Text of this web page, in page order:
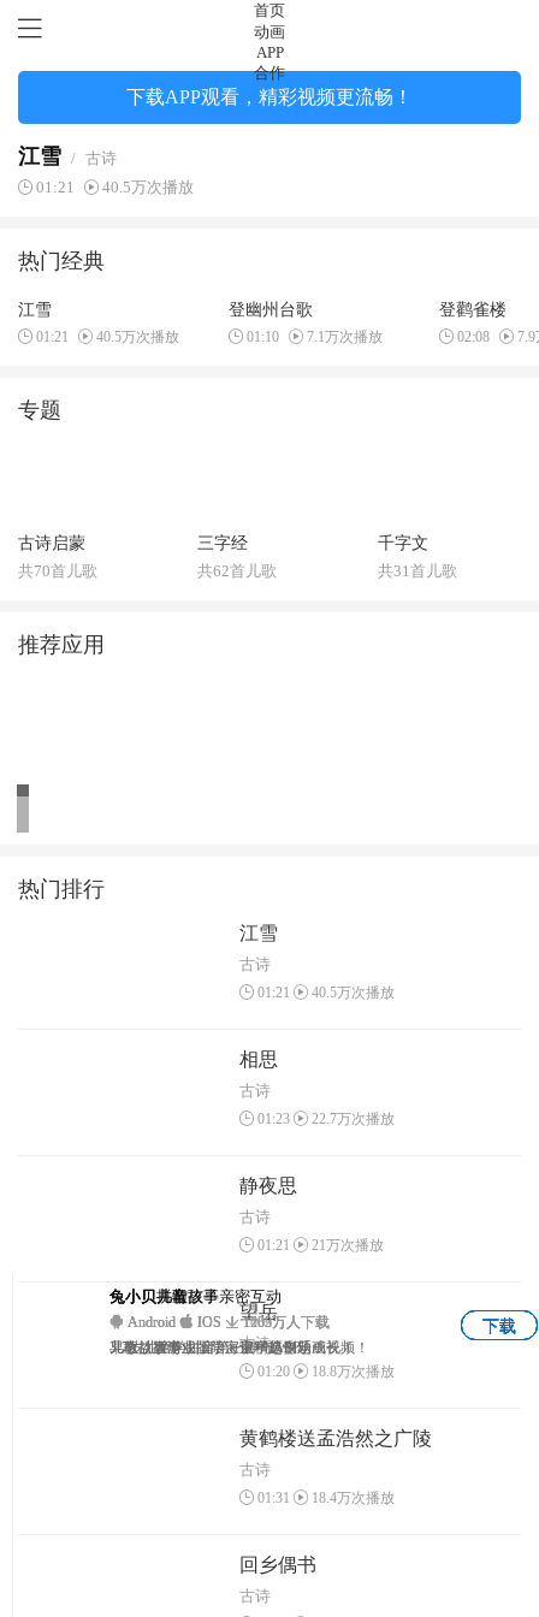
首页
动画
APP
合作
下载APP观看，精彩视频更流畅！
江雪 / 古诗
01:21
40.5万次播放
热门经典
江雪
01:21 40.5万次播放
登幽州台歌
01:10 7.1万次播放
登鹳雀楼
02:08
专题
古诗启蒙
共70首儿歌
三字经
共62首儿歌
千字文
共31首儿歌
推荐应用
兔小贝拼音
Android IOS
1102万人下载
3-7岁儿童学拼音第一神奇APP
下载
兔小贝—与孩子亲密互动
Android IOS
1235万人下载
早教益智游戏，陪宝宝一起快乐成长！
下载
兔小贝儿歌
Android IOS
1203万人下载
儿歌、故事、国学、识字原创动画视频！
下载
兔小贝儿童故事
Android IOS
1069万人下载
儿童故事专业版，海量精选专题！
下载
热门排行
江雪
古诗
01:21 40.5万次播放
相思
古诗
01:23 22.7万次播放
静夜思
古诗
01:21 21万次播放
望岳
古诗
01:20 18.8万次播放
黄鹤楼送孟浩然之广陵
古诗
01:31 18.4万次播放
回乡偶书
古诗